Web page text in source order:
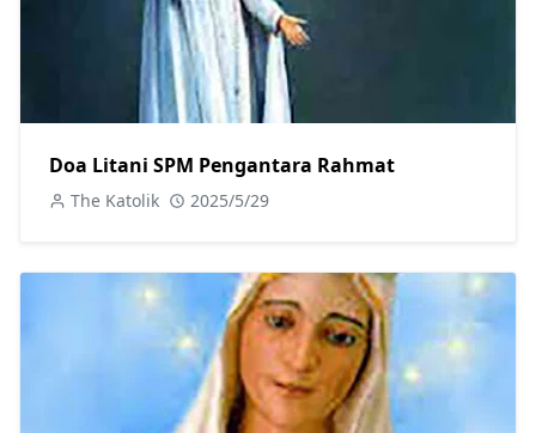
Doa Litani SPM Pengantara Rahmat
The Katolik 2025/5/29